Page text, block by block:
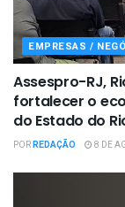
EMPRESAS /
Assespro-RJ,
fortalecer o
do Estado do
PORREDAÇÃO 8 DE